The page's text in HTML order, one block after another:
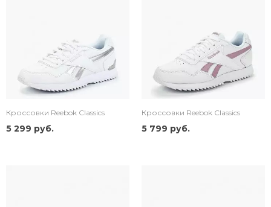
Кроссовки Reebok Classics
5 299 руб.
Кроссовки Reebok Classics
5 799 руб.